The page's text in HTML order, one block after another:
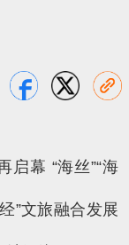
启幕 “海丝”“海
”文旅融合发展